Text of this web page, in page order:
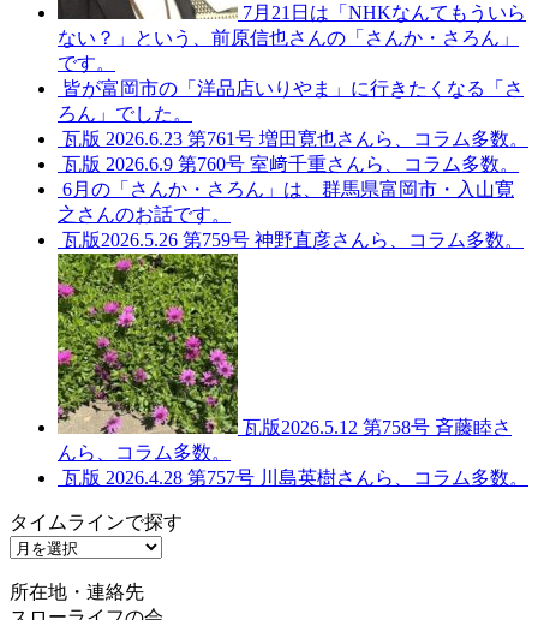
7月21日は「NHKなんてもういら
ない？」という、前原信也さんの「さんか・さろん」
です。
皆が富岡市の「洋品店いりやま」に行きたくなる「さ
ろん」でした。
瓦版 2026.6.23 第761号 増田寛也さんら、コラム多数。
瓦版 2026.6.9 第760号 室﨑千重さんら、コラム多数。
6月の「さんか・さろん」は、群馬県富岡市・入山寛
之さんのお話です。
瓦版2026.5.26 第759号 神野直彦さんら、コラム多数。
瓦版2026.5.12 第758号 斉藤睦さ
んら、コラム多数。
瓦版 2026.4.28 第757号 川島英樹さんら、コラム多数。
タイムラインで探す
タ
ム
所在地・連絡先